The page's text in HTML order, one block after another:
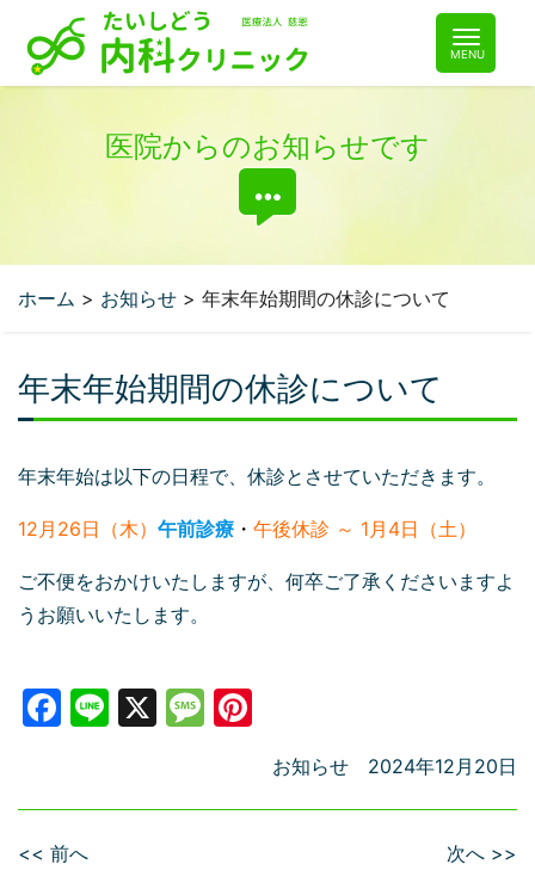
医院からのお知らせです
ホーム > お知らせ > 年末年始期間の休診について
年末年始期間の休診について
年末年始は以下の日程で、休診とさせていただきます。
12月26日（木） 午前診療 ・ 午後休診 ～ 1月4日（土）
ご不便をおかけいたしますが、何卒ご了承くださいますよ
うお願いいたします。
Facebook
Line
X Message
お知らせ 2024年12月20日
<< 前へ 次へ >>